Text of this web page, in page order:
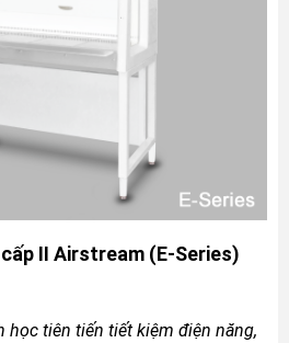
II Airstream (E-Series)
học tiên tiến tiết kiệm điện năng,